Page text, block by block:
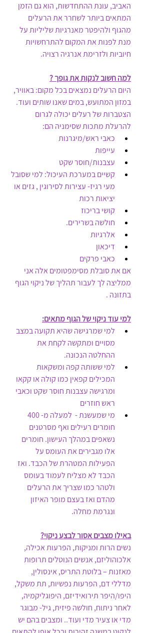
האביב, עונת ההתחדשות, הוא גם הזמן
המתאים ביותר לשחרר את הרעלים
מהגוף ולהיפטר מאנרגיות שליליות על
מנת לפנות את המקום להתרחשויות
חיוביות ולזרימת אנרגיה רצויה.
למה חשוב לנקות את גופך ?
היום הרעלים נמצאים בכל מקום: באוויר,
במזון המתועש, במים שאנו שותים ועוד.
הצטברות של רעלים יכולה לגרום
להרעלת מתכות שסימניה הם:
כאבי ראש/מיגרנות
עייפות
עצבנות/חוסר שקט
קשיים במערכת העיכול: למי שסובל
מעי רגיז- עצירות לסירוגין , גזים או
יציאות רכות
קושי בריכוז
חולשה בשרירים.
אלרגיות
דיכאון
כאבי פרקים
אם את סובלת מסימפטומים אלה אני
ממליצה לך לעבור תהליך של ניקוי הגוף
בתזונה .
למי עוד ניקוי של הגוף מתאים:
למי שמרגישה שהיא תקועה במצב
מסויים ומתקשה לקחת את
ההחלטה הנכונה.
למי ששותה קפה ומשקאות
המכילים קפאין כמו קולה או קקאו
ומרגישה עצבנות חוסר שקט וכאבי
ראש חוזרים
חומרים רעילים ואף מסרטנים
נשאפים במהלך העישון. חומרים
אלו מגבירים את העומס על
הפעילות המטהרת של הכבד. ואז
הכבד לא מצליח לעמוד בעומס
ולטהר כמו שצריך את הרעלים
מהדם ואז בעצם מופר האיזון
ונגרמת מחלה.
באילו מצבים אסור לבצע ניקוי?
נשים הרות ומניקות, הפרעות אכילה,
אלכוהוליזם, אנשים הנוטלים תרופות
מאזנות – בלוטת התריס, אינסולין,
מדללי דם, הפרעות נפשיות, תת משקל,
היפו/היפר תירואידיזם, היפוגליקמיה,
לאחר ניתוח, חולשה פיזית, גיל- מבוגר
מדי או צעיר מדי ועוד.. ומצבים בהם יש